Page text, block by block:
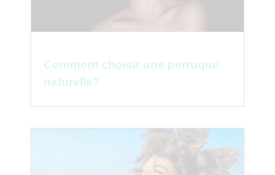
Comment choisir une perruque
naturelle?